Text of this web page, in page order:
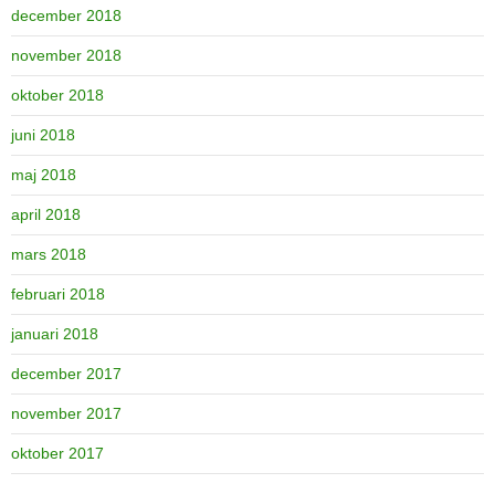
december 2018
november 2018
oktober 2018
juni 2018
maj 2018
april 2018
mars 2018
februari 2018
januari 2018
december 2017
november 2017
oktober 2017